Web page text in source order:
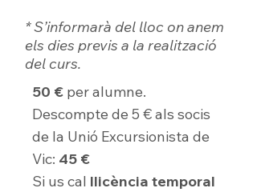
* S’informarà del lloc on anem
els dies previs a la realització
del curs.
50 € per alumne.
Descompte de 5 € als socis
de la Unió Excursionista de
Vic: 45 €
Si us cal llicència temporal